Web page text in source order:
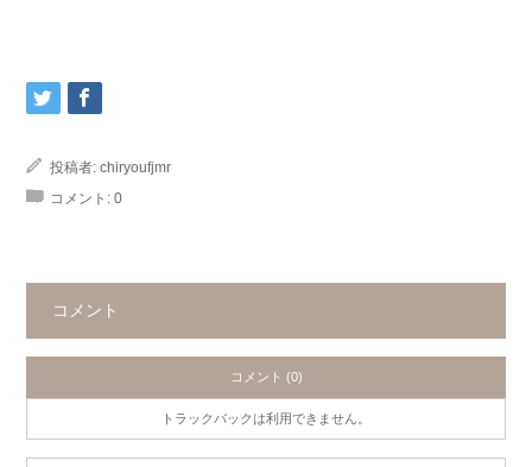
投稿者: chiryoufjmr
コメント: 0
コメント
コメント (0)
トラックバックは利用できません。